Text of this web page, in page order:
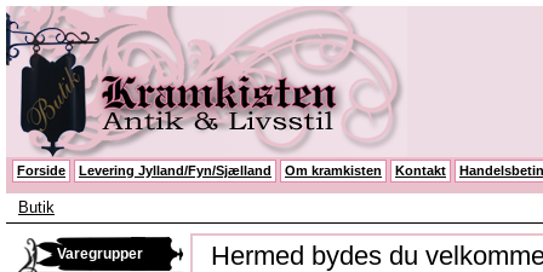
Forside Levering Jylland/Fyn/Sjælland Om kramkisten Kontakt
Butik
Varegrupper Hermed bydes du